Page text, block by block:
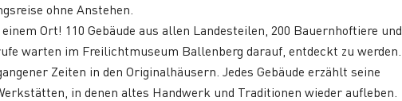
ohne Anstehen.
Ort! 110 Gebäude aus allen Landesteilen, 200 Bauernhoftiere und
warten im Freilichtmuseum Ballenberg darauf, entdeckt zu werden.
Zeiten in den Originalhäusern. Jedes Gebäude erzählt seine
in denen altes Handwerk und Traditionen wieder aufleben.